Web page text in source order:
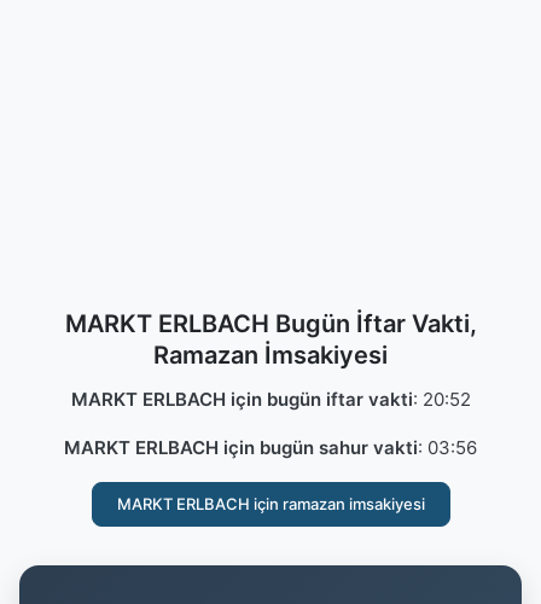
MARKT ERLBACH Bugün İftar Vakti,
Ramazan İmsakiyesi
MARKT ERLBACH için bugün iftar vakti: 20:52
MARKT ERLBACH için bugün sahur vakti: 03:56
MARKT ERLBACH için ramazan imsakiyesi